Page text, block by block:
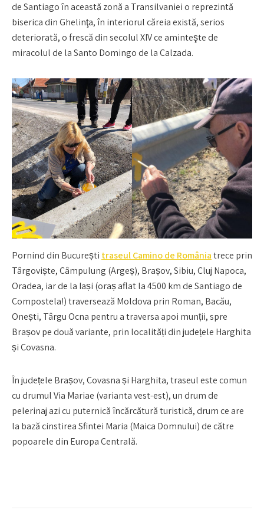
de Santiago în această zonă a Transilvaniei o reprezintă
biserica din Ghelinţa, în interiorul căreia există, serios
deteriorată, o frescă din secolul XIV ce aminteşte de
miracolul de la Santo Domingo de la Calzada.
Pornind din București traseul Camino de Româniatrece prin
Târgoviște, Câmpulung (Argeș), Brașov, Sibiu, Cluj Napoca,
Oradea, iar de la Iași (oraș aflat la 4500 km de Santiago de
Compostela!) traversează Moldova prin Roman, Bacău,
Onești, Târgu Ocna pentru a traversa apoi munții, spre
Brașov pe două variante, prin localități din județele Harghita
și Covasna.
În județele Brașov, Covasna și Harghita, traseul este comun
cu drumul Via Mariae (varianta vest-est), un drum de
pelerinaj azi cu puternică încărcătură turistică, drum ce are
la bază cinstirea Sfintei Maria (Maica Domnului) de către
popoarele din Europa Centrală.